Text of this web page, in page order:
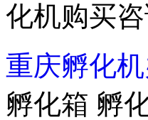
化机购买
重庆孵化
孵化箱 孵